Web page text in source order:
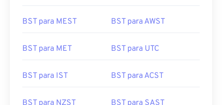
BST para MEST BST para AWST
BST para MET BST para UTC
BST para IST BST para ACST
BST para NZST BST para SAST